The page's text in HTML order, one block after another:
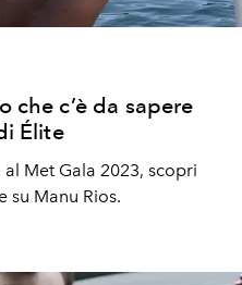
che c’è da sapere
Élite
Met Gala 2023, scopri
su Manu Rios.